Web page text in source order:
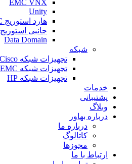
EMC VNX
Unity
هارد استوریج EMC
جانبی استوریج EMC
Data Domain
شبکه
تجهیزات شبکه Cisco
تجهیزات شبکه EMC
تجهیزات شبکه HP
خدمات
پشتیبانی
وبلاگ
درباره بهاور
درباره ما
کاتالوگ
مجوزها
ارتباط با ما